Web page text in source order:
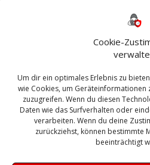
Cookie-
Um dir ein optimales Erlebnis zu
wie Cookies, um
zuzugreifen. Wenn du diesen
Daten wie das Surfverhalten oder
verarbeiten. Wenn du deine
zurückziehst, können bestimmte
beeinträchtigt
Bautagebuch
Exchange firewall
Sanierung SBS Security
Sicherung SIEM
Update Upgrade UTM
VMWare VPN